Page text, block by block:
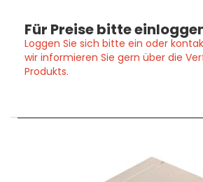
Für Preise bitte
Loggen Sie sich bitte ein oder
wir informieren Sie gern über die
Produkts.